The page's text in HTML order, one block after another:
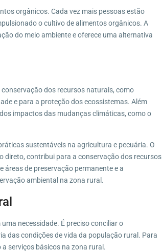
orgânicos. Cada vez mais pessoas estão
o cultivo de alimentos orgânicos. A
do meio ambiente e oferece uma alternativa
dos recursos naturais, como
e para a proteção dos ecossistemas. Além
impactos das mudanças climáticas, como o
sustentáveis na agricultura e pecuária. O
direto, contribui para a conservação dos recursos
áreas de preservação permanente e a
ambiental na zona rural.
necessidade. É preciso conciliar o
das condições de vida da população rural. Para
serviços básicos na zona rural.